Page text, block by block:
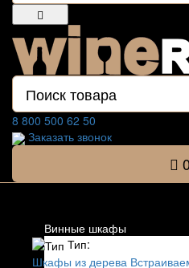
8 800 500 62 50
Заказать звонок
0
Винные шкафы
Тип:
Шкафы из дерева